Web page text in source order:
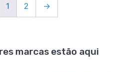
marcas estão aqui
1 2 →